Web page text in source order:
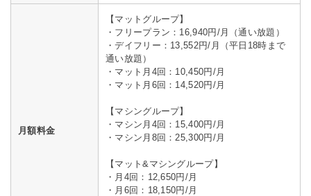
月額料金
【マットグループ】
・フリープラン：16,940円/月（通い放題）
・デイフリー：13,552円/月（平日18時まで
通い放題）
・マット月4回：10,450円/月
・マット月6回：14,520円/月
【マシングループ】
・マシン月4回：15,400円/月
・マシン月8回：25,300円/月
【マット&マシングループ】
・月4回：12,650円/月
・月6回：18,150円/月